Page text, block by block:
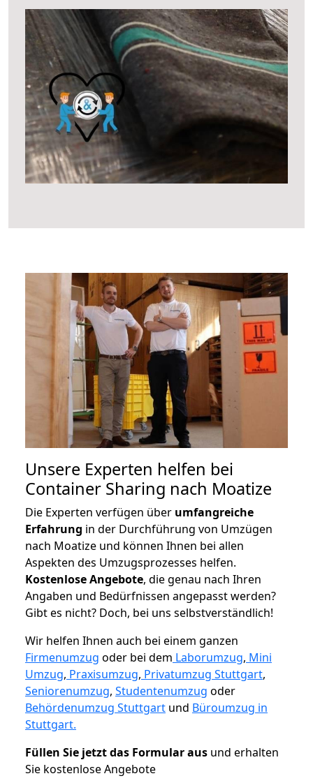
Unsere Experten helfen bei
Container Sharing nach Moatize
Die Experten verfügen über umfangreiche
Erfahrung in der Durchführung von Umzügen
nach Moatize und können Ihnen bei allen
Aspekten des Umzugsprozesses helfen.
Kostenlose Angebote, die genau nach Ihren
Angaben und Bedürfnissen angepasst werden?
Gibt es nicht? Doch, bei uns selbstverständlich!
Wir helfen Ihnen auch bei einem ganzen
Firmenumzug oder bei dem Laborumzug, Mini
Umzug, Praxisumzug, Privatumzug Stuttgart,
Seniorenumzug, Studentenumzug oder
Behördenumzug Stuttgart und Büroumzug in
Stuttgart.
Füllen Sie jetzt das Formular aus und erhalten
Sie kostenlose Angebote